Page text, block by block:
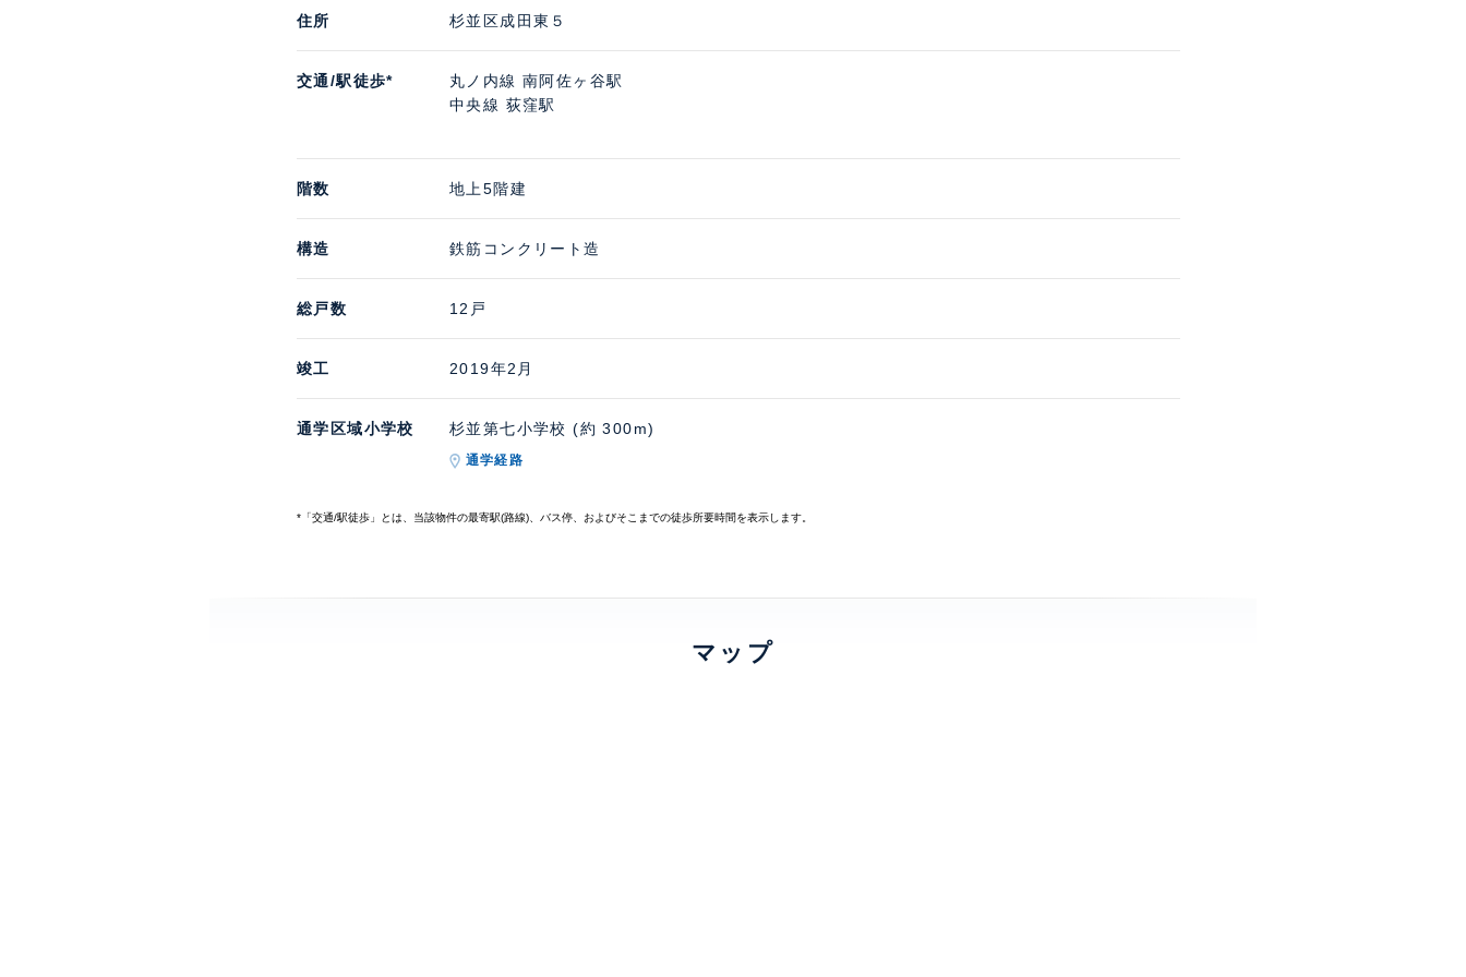
住所 杉並区成田東５
交通/駅徒歩*
丸ノ内線 南阿佐ヶ谷駅
中央線 荻窪駅
階数 地上5階建
構造 鉄筋コンクリート造
総戸数 12戸
竣工 2019年2月
通学区域小学校 杉並第七小学校 (約 300m)
通学経路
*「交通/駅徒歩」とは、当該物件の最寄駅(路線)、バス停、およびそこまでの徒歩所要時間を表示します。
マップ